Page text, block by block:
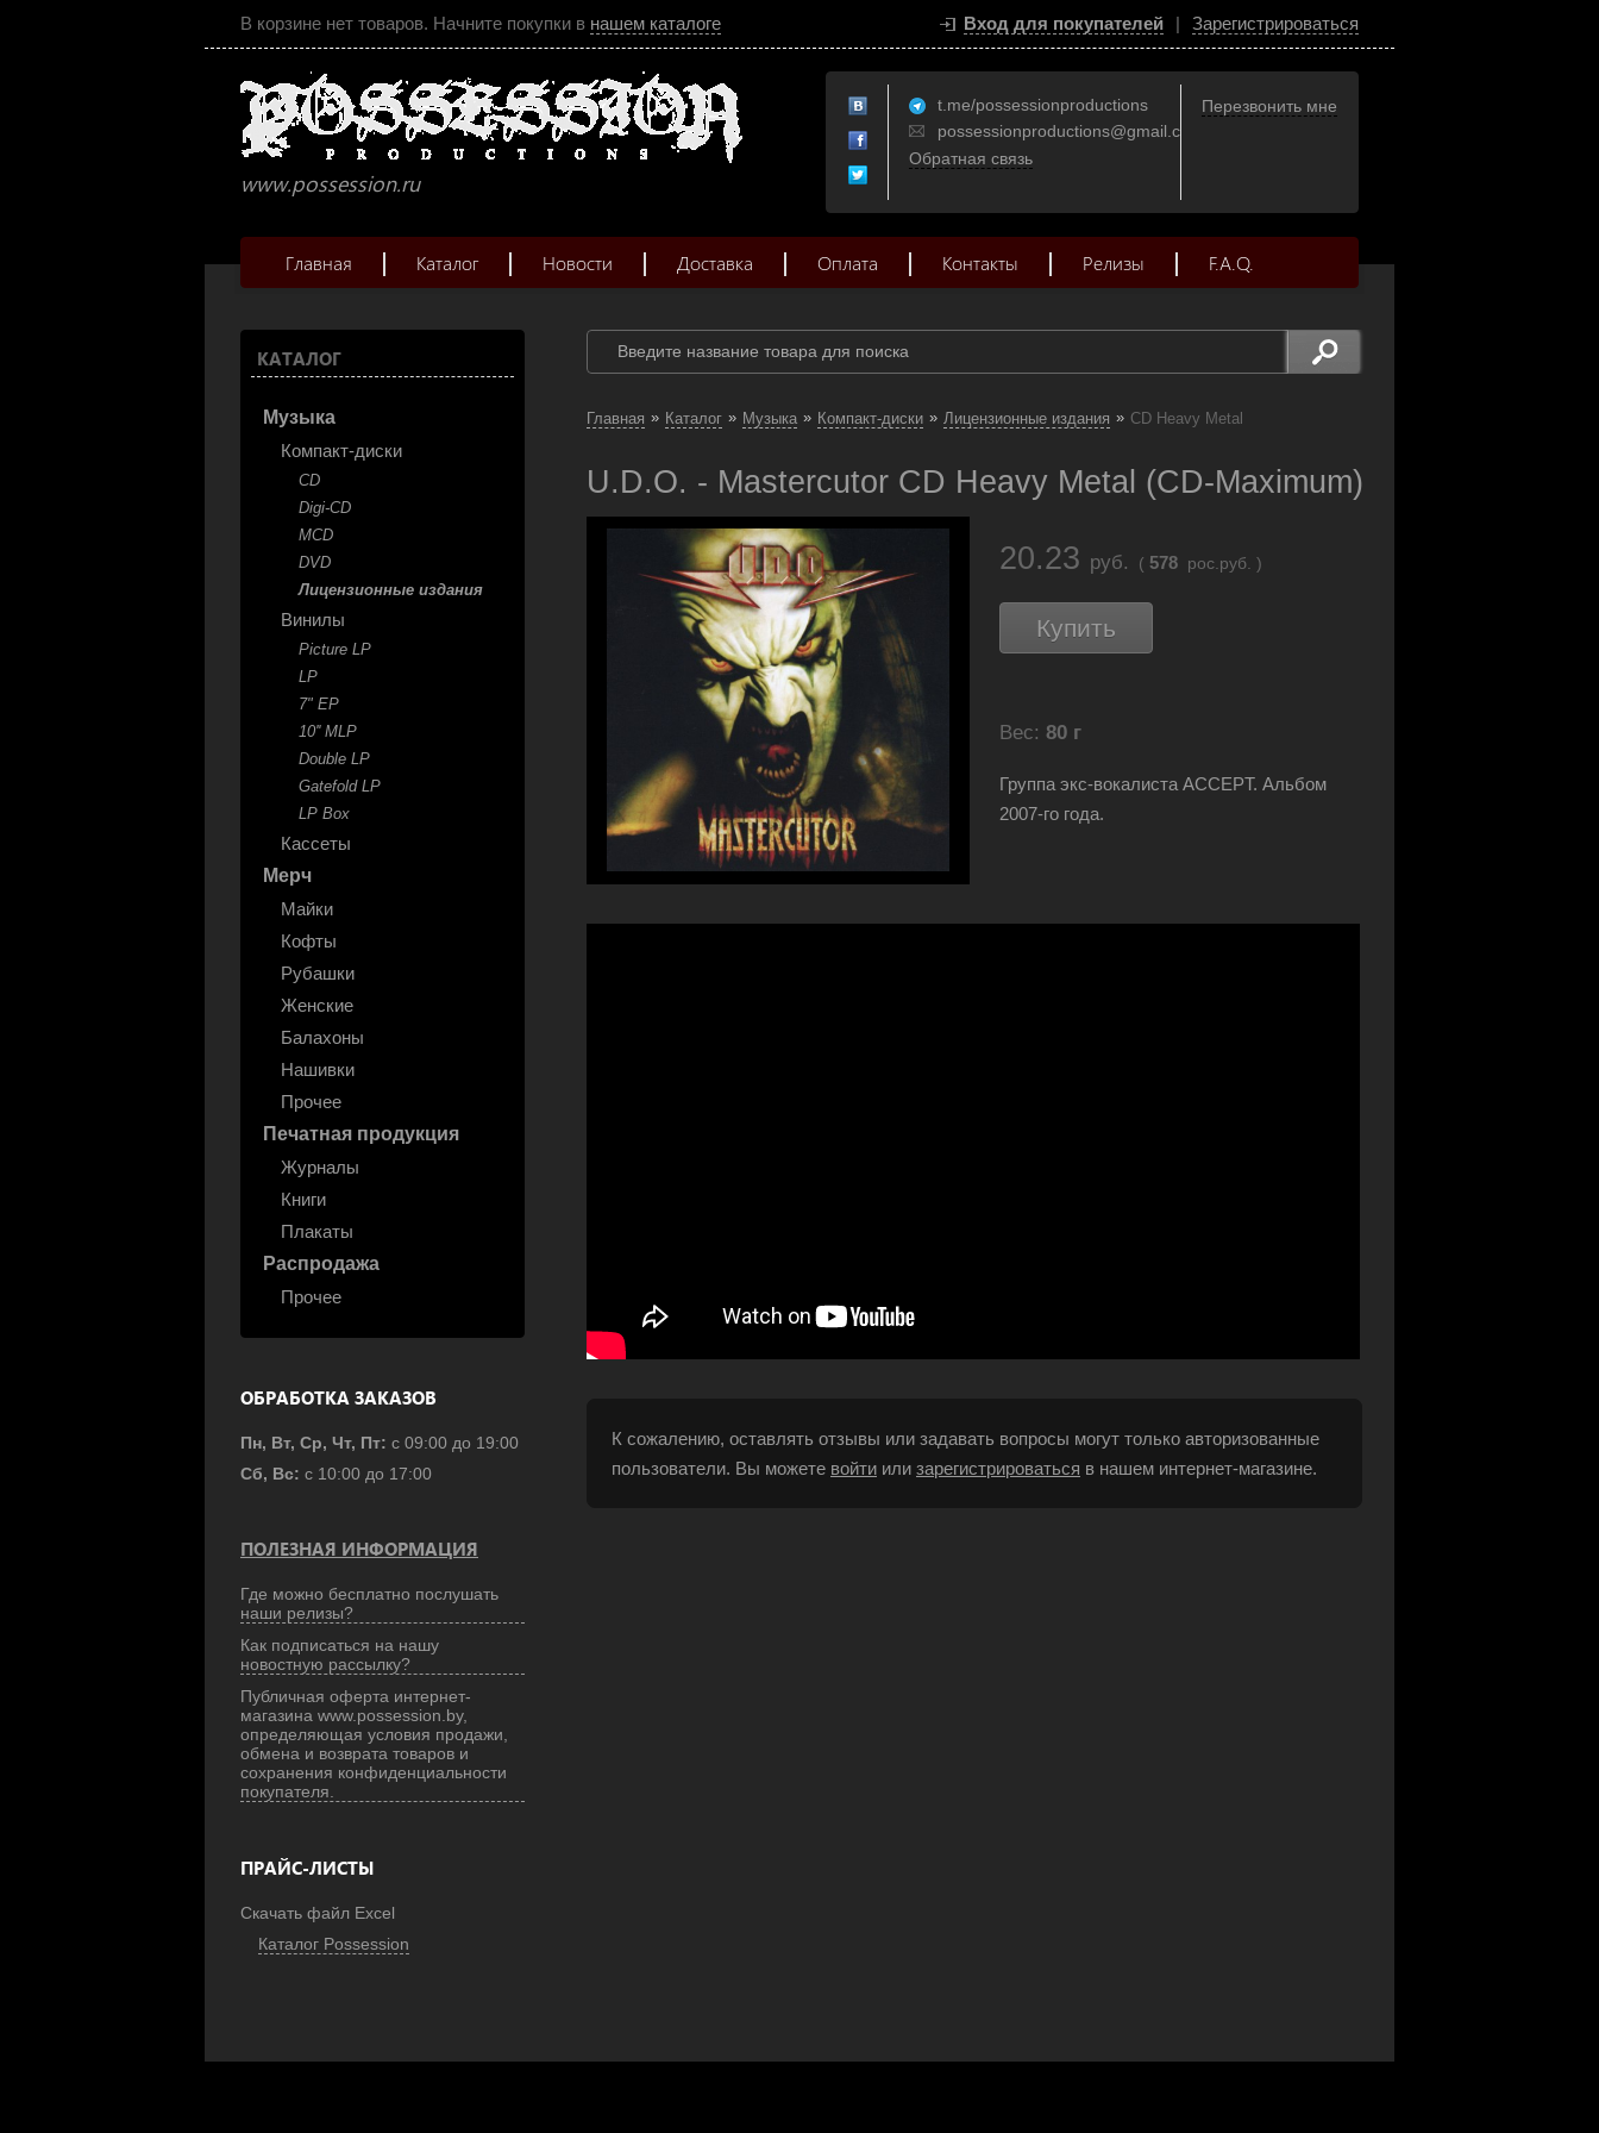
В корзине нет товаров. Начните покупки в нашем каталоге Вход для покупателей | Зарегистрироваться
www.possession.ru
t.me/possessionproductions
possessionproductions@gmail.com
Обратная связь
Перезвонить мне
Главная Каталог Новости Доставка Оплата Контакты Релизы F.A.Q.
КАТАЛОГ
Музыка
Компакт-диски
CD
Digi-CD
MCD
DVD
Лицензионные издания
Винилы
Picture LP
LP
7" EP
10'' MLP
Double LP
Gatefold LP
LP Box
Кассеты
Мерч
Майки
Кофты
Рубашки
Женские
Балахоны
Нашивки
Прочее
Печатная продукция
Журналы
Книги
Плакаты
Распродажа
Прочее
ОБРАБОТКА ЗАКАЗОВ
Пн, Вт, Ср, Чт, Пт: с 09:00 до 19:00
Сб, Вс: с 10:00 до 17:00
ПОЛЕЗНАЯ ИНФОРМАЦИЯ
Где можно бесплатно послушать
наши релизы?
Как подписаться на нашу
новостную рассылку?
Публичная оферта интернет-
магазина www.possession.by,
определяющая условия продажи,
обмена и возврата товаров и
сохранения конфиденциальности
покупателя.
ПРАЙС-ЛИСТЫ
Скачать файл Excel
Каталог Possession
Главная » Каталог » Музыка » Компакт-диски » Лицензионные издания » CD Heavy Metal
U.D.O. - Mastercutor CD Heavy Metal (CD-Maximum)
20.23 руб. ( 578 рос.руб. )
Купить
Вес: 80 г
Группа экс-вокалиста ACCEPT. Альбом
2007-го года.
К сожалению, оставлять отзывы или задавать вопросы могут только авторизованные
пользователи. Вы можете войти или зарегистрироваться в нашем интернет-магазине.